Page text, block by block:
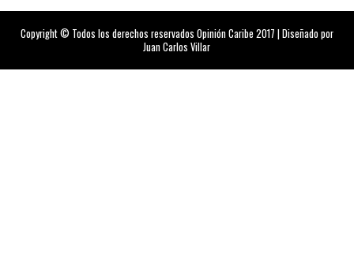
Copyright © Todos los derechos reservados Opinión Caribe 2017 | Diseñado por
Juan Carlos Villar